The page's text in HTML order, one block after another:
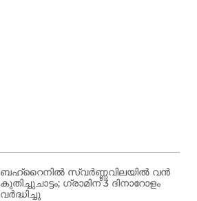
ബഹ്‌റൈനിൽ സ്വർണ്ണവിലയിൽ വൻ
കുതിച്ചുചാട്ടം; ഗ്രാമിന് 3 ദിനാറോളം
വർദ്ധിച്ചു